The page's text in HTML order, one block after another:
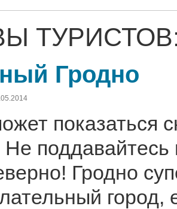
Гродно
показаться
поддавайтесь
Гродно
город,